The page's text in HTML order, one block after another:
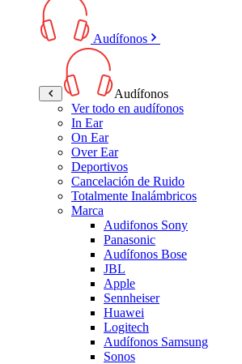
Audífonos
Audífonos
Ver todo en audífonos
In Ear
On Ear
Over Ear
Deportivos
Cancelación de Ruido
Totalmente Inalámbricos
Marca
Audifonos Sony
Panasonic
Audífonos Bose
JBL
Apple
Sennheiser
Huawei
Logitech
Audífonos Samsung
Sonos